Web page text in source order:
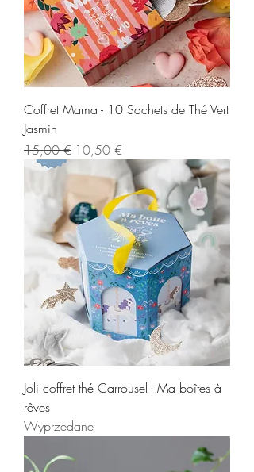
Coffret Mama - 10 Sachets de Thé Vert
Jasmin
Regularna cena
15,00 € Cena rabatowa
10,50 €
Joli coffret thé Carrousel - Ma boîtes à
rêves
Wyprzedane